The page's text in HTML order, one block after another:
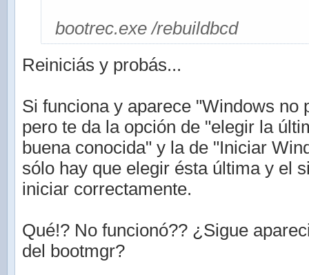
bootrec.exe /rebuildbcd
Reiniciás y probás...
Si funciona y aparece "Windows no
pero te da la opción de "elegir la
buena conocida" y la de "Iniciar
sólo hay que elegir ésta última y el
iniciar correctamente.
Qué!? No funcionó?? ¿Sigue
del bootmgr?